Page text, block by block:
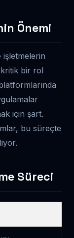
Önemi
işletmelerin
kritik bir rol
için şart.
bu süreçte
Süreci